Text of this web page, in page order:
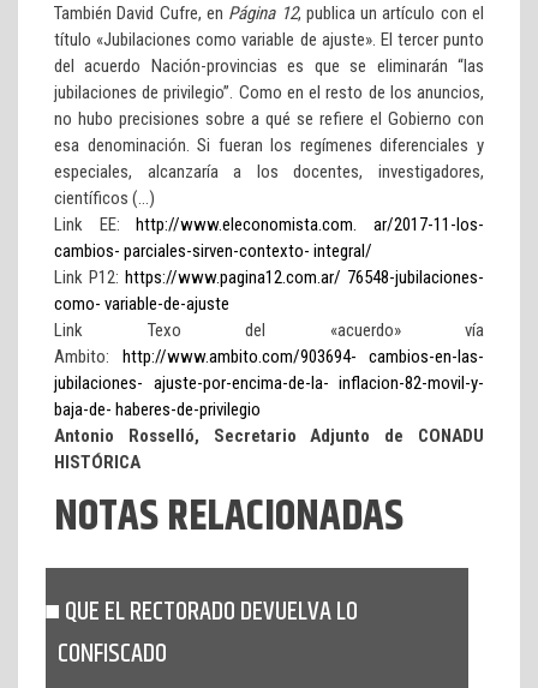
También David Cufre, en Página 12, publica un artículo con el
título «Jubilaciones como variable de ajuste». El tercer punto
del acuerdo Nación-provincias es que se eliminarán “las
jubilaciones de privilegio”. Como en el resto de los anuncios,
no hubo precisiones sobre a qué se refiere el Gobierno con
esa denominación. Si fueran los regímenes diferenciales y
especiales, alcanzaría a los docentes, investigadores,
científicos (…)
Link EE:http://www.eleconomista.com. ar/2017-11-los-
cambios- parciales-sirven-contexto- integral/
Link P12: https://www.pagina12.com.ar/ 76548-jubilaciones-
como- variable-de-ajuste
Link Texo del «acuerdo» vía
Ambito: http://www.ambito.com/903694- cambios-en-las-
jubilaciones- ajuste-por-encima-de-la- inflacion-82-movil-y-
baja-de- haberes-de-privilegio
Antonio Rosselló, Secretario Adjunto de CONADU
HISTÓRICA
NOTAS RELACIONADAS
QUE EL RECTORADO DEVUELVA LO
CONFISCADO